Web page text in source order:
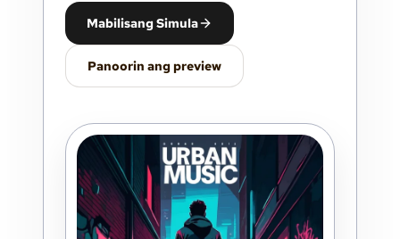
Mabilisang Simula
Panoorin ang preview